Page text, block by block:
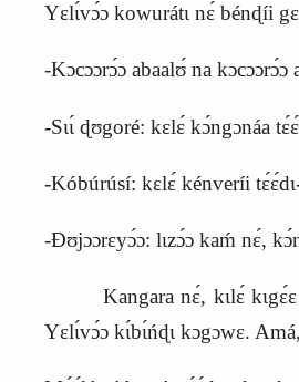
Yɛlɩ́vɔ́ɔ kowurátɩ nɛ́ bénɖíi
-Kɔcɔɔrɔ́ɔ abaalʊ́ na kɔcɔɔrɔ́ɔ
-Sɩɩ́ ɖʊgoré: kɛlɛ́ kɔ́ngɔnáa
-Kóbúrúsí: kɛlɛ́ kénveríi
-Ɖʊjɔɔrɛyɔ́ɔ: lɩzɔ́ɔ kaḿ nɛ́,
Kangara nɛ́, kɩlɛ́ kɩgɛ́ɛ
Yɛlɩ́vɔ́ɔ kɩ́bɩ́ńɖɩ kɔgɔwɛ.